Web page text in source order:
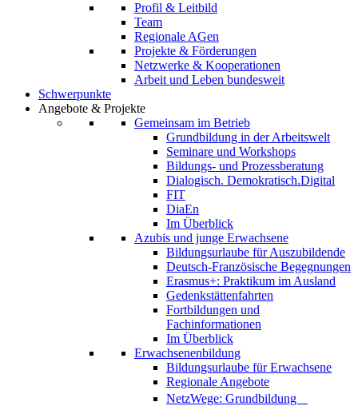
Profil & Leitbild
Team
Regionale AGen
Projekte & Förderungen
Netzwerke & Kooperationen
Arbeit und Leben bundesweit
Schwerpunkte
Angebote & Projekte
Gemeinsam im Betrieb
Grundbildung in der Arbeitswelt
Seminare und Workshops
Bildungs- und Prozessberatung
Dialogisch. Demokratisch.Digital
FIT
DiaEn
Im Überblick
Azubis und junge Erwachsene
Bildungsurlaube für Auszubildende
Deutsch-Französische Begegnungen
Erasmus+: Praktikum im Ausland
Gedenkstättenfahrten
Fortbildungen und
Fachinformationen
Im Überblick
Erwachsenenbildung
Bildungsurlaube für Erwachsene
Regionale Angebote
NetzWege: Grundbildung